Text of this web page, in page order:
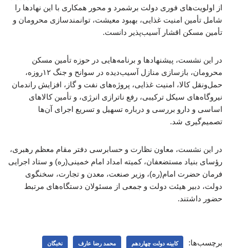
از اولویت‌های فوری دولت برشمرد و محور همکاری با این نهادها را
شامل تأمین امنیت غذایی، بهبود معیشت، توانمندسازی محرومان و
تأمین مسکن اقشار آسیب‌پذیر دانست.
در این نشست، پیشنهادها و برنامه‌هایی در حوزه تأمین مسکن
محرومان، بازسازی منازل آسیب‌دیده در سوانح و جنگ ۱۲روزه،
حمل‌ونقل کالا، امنیت غذایی، پروژه‌های نفت و گاز، افزایش راندمان
نیروگاه‌های سیکل ترکیبی، رفع ناترازی انرژی، و تأمین کالاهای
اساسی و دارو بررسی و درباره تسهیل و تسریع اجرای آن‌ها
تصمیم‌گیری شد.
در این نشست، معاون نظارت و حسابرسی دفتر مقام معظم رهبری،
رؤسای بنیاد مستضعفان، کمیته امداد امام خمینی(ره) و ستاد اجرایی
فرمان حضرت امام(ره)، وزیر صنعت، معدن و تجارت، سخنگوی
دولت، دبیر هیئت دولت و جمعی از مسئولان دستگاه‌های مرتبط
حضور داشتند.
برچسب‌ها: کابینه دولت چهاردهم محمد رضا عارف نخبگان